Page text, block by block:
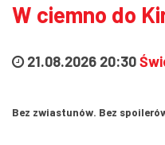
W ciemno do
21.08.2026 20:30
Bez zwiastunów. Bez